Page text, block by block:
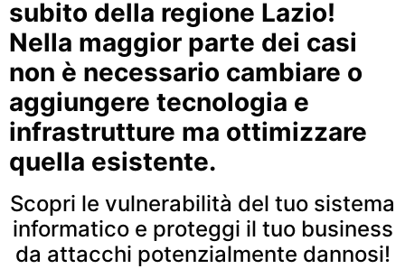
subito della regione Lazio!
Nella maggior parte dei casi
non è necessario cambiare o
aggiungere tecnologia e
infrastrutture ma ottimizzare
quella esistente.
Scopri le vulnerabilità del tuo sistema
informatico e proteggi il tuo business
da attacchi potenzialmente dannosi!